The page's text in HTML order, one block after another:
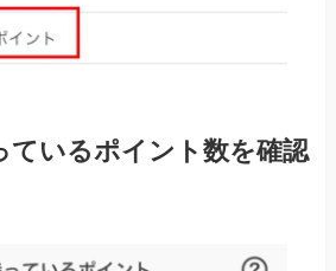
ているポイント数を確認